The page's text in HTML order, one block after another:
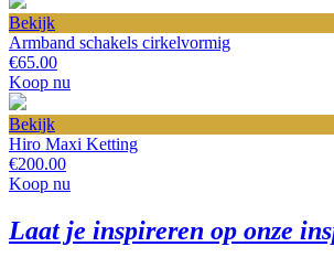
Bekijk
Armband schakels cirkelvormig
€65.00
Koop nu
Bekijk
Hiro Maxi Ketting
€200.00
Koop nu
Laat je inspireren op onze